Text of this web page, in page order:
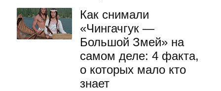
Как снимали
«Чингачгук —
Большой Змей» на
самом деле: 4 факта,
о которых мало кто
знает